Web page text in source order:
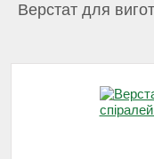
Верстат для